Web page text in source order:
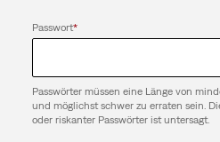
Passwort*
Passwörter müssen eine Länge von
und möglichst schwer zu erraten sein.
oder riskanter Passwörter ist untersagt.